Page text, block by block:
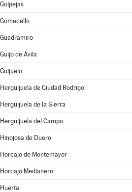
Golpejas
Gomecello
Guadramiro
Guijo de Ávila
Guijuelo
Herguijuela de Ciudad Rodrigo
Herguijuela de la Sierra
Herguijuela del Campo
Hinojosa de Duero
Horcajo de Montemayor
Horcajo Medianero
Huerta